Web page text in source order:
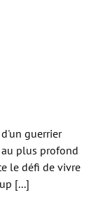
guerrier
plus profond
le défi de vivre
[...]